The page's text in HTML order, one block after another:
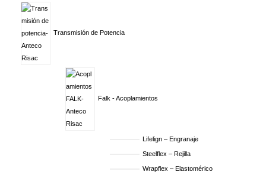
Transmisión de Potencia
Falk - Acoplamientos
Lifelign – Engranaje
Steelflex – Rejilla
Wrapflex – Elastomérico